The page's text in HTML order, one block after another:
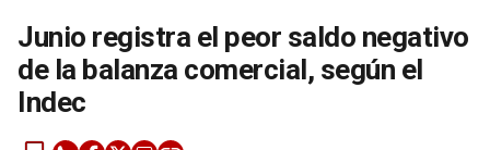
Junio registra el peor saldo negativo
de la balanza comercial, según el
Indec